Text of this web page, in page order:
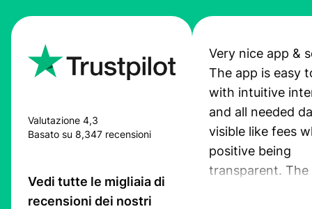
Valutazione 4,3
Basato su 8,347 recensioni
Vedi tutte le migliaia di
recensioni dei nostri
Very nice app &
The app is easy
with intuitive
and all needed
visible like fees
positive being
transparent. The